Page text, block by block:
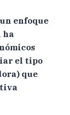
enfoque
ha
el tipo
que